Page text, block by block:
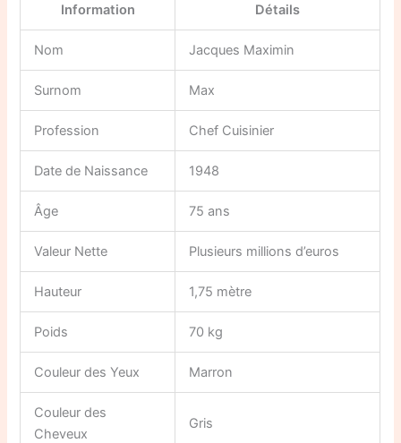
Information Détails
Nom Jacques Maximin
Surnom Max
Profession Chef Cuisinier
Date de Naissance 1948
Âge 75 ans
Valeur Nette Plusieurs millions d’euros
Hauteur 1,75 mètre
Poids 70 kg
Couleur des Yeux Marron
Couleur des
Cheveux
Gris